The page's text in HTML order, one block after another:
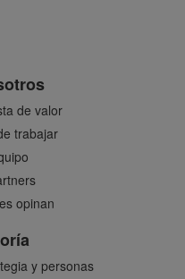
de valor
trabajar
opinan
y personas